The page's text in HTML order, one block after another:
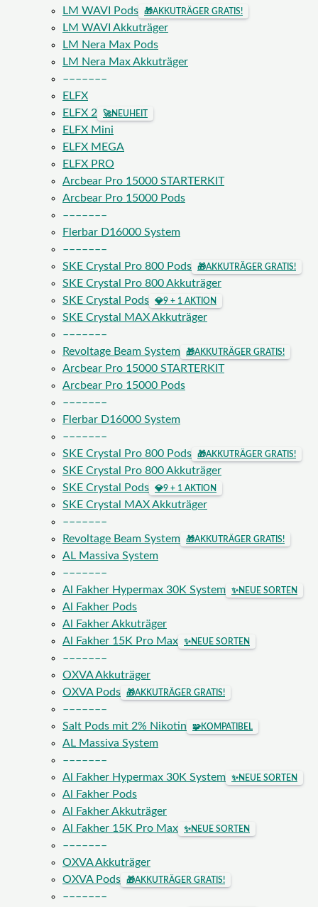
LM WAVI Pods
🎁AKKUTRÄGER GRATIS!
LM WAVI Akkuträger
LM Nera Max Pods
LM Nera Max Akkuträger
–––––––
ELFX
ELFX 2
🚀NEUHEIT
ELFX Mini
ELFX MEGA
ELFX PRO
Arcbear Pro 15000 STARTERKIT
Arcbear Pro 15000 Pods
–––––––
Flerbar D16000 System
–––––––
SKE Crystal Pro 800 Pods
🎁AKKUTRÄGER GRATIS!
SKE Crystal Pro 800 Akkuträger
SKE Crystal Pods
💎9 + 1 AKTION
SKE Crystal MAX Akkuträger
–––––––
Revoltage Beam System
🎁AKKUTRÄGER GRATIS!
Arcbear Pro 15000 STARTERKIT
Arcbear Pro 15000 Pods
–––––––
Flerbar D16000 System
–––––––
SKE Crystal Pro 800 Pods
🎁AKKUTRÄGER GRATIS!
SKE Crystal Pro 800 Akkuträger
SKE Crystal Pods
💎9 + 1 AKTION
SKE Crystal MAX Akkuträger
–––––––
Revoltage Beam System
🎁AKKUTRÄGER GRATIS!
AL Massiva System
–––––––
Al Fakher Hypermax 30K System
✨NEUE SORTEN
Al Fakher Pods
Al Fakher Akkuträger
Al Fakher 15K Pro Max
✨NEUE SORTEN
–––––––
OXVA Akkuträger
OXVA Pods
🎁AKKUTRÄGER GRATIS!
–––––––
Salt Pods mit 2% Nikotin
🧩KOMPATIBEL
AL Massiva System
–––––––
Al Fakher Hypermax 30K System
✨NEUE SORTEN
Al Fakher Pods
Al Fakher Akkuträger
Al Fakher 15K Pro Max
✨NEUE SORTEN
–––––––
OXVA Akkuträger
OXVA Pods
🎁AKKUTRÄGER GRATIS!
–––––––